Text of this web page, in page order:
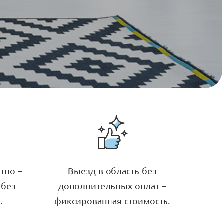
–
Выезд в область без
дополнительных оплат –
фиксированная стоимость.